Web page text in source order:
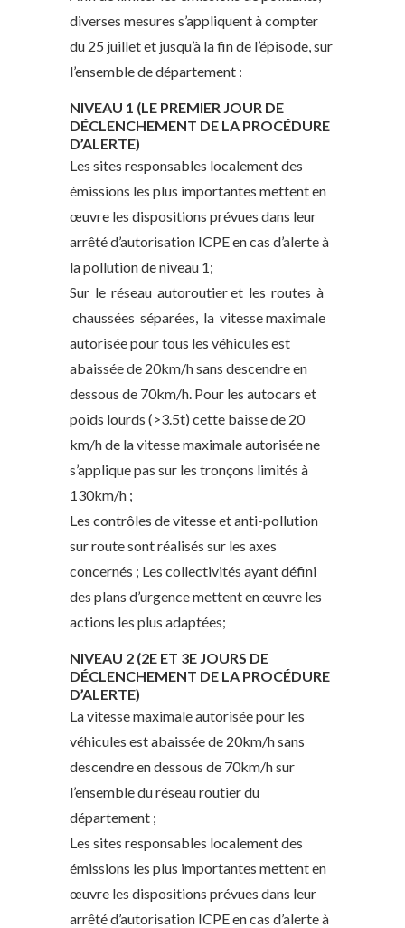
diverses mesures s’appliquent à compter
du 25 juillet et jusqu’à la fin de l’épisode, sur
l’ensemble de département :
NIVEAU 1 (LE PREMIER JOUR DE
DÉCLENCHEMENT DE LA PROCÉDURE
D’ALERTE)
Les sites responsables localement des
émissions les plus importantes mettent en
œuvre les dispositions prévues dans leur
arrêté d’autorisation ICPE en cas d’alerte à
la pollution de niveau 1;
Sur le réseau autoroutier et les routes à
chaussées séparées, la vitesse maximale
autorisée pour tous les véhicules est
abaissée de 20km/h sans descendre en
dessous de 70km/h. Pour les autocars et
poids lourds (>3.5t) cette baisse de 20
km/h de la vitesse maximale autorisée ne
s’applique pas sur les tronçons limités à
130km/h ;
Les contrôles de vitesse et anti-pollution
sur route sont réalisés sur les axes
concernés ; Les collectivités ayant défini
des plans d’urgence mettent en œuvre les
actions les plus adaptées;
NIVEAU 2 (2E ET 3E JOURS DE
DÉCLENCHEMENT DE LA PROCÉDURE
D’ALERTE)
La vitesse maximale autorisée pour les
véhicules est abaissée de 20km/h sans
descendre en dessous de 70km/h sur
l’ensemble du réseau routier du
département ;
Les sites responsables localement des
émissions les plus importantes mettent en
œuvre les dispositions prévues dans leur
arrêté d’autorisation ICPE en cas d’alerte à